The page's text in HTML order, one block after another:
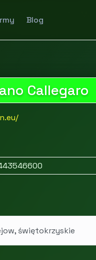
Blog
i nieruchomości
Callegaro
świętokrzyskie